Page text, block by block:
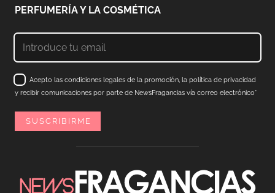
PERFUMERÍA Y LA COSMÉTICA
Acepto las condiciones legales de la promoción, la política de privacidad
y recibir comunicaciones por parte de NewsFragancias vía correo electrónico*